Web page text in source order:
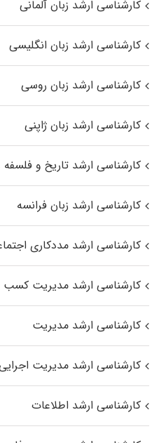
کارشناسی ارشد زبان آلمانی
کارشناسی ارشد زبان انگلیسی
کارشناسی ارشد زبان روسی
کارشناسی ارشد زبان ژاپنی
کارشناسی ارشد تاریخ و فلسفه
کارشناسی ارشد زبان فرانسه
کارشناسی ارشد مددکاری
کارشناسی ارشد مدیریت کسب
کارشناسی ارشد مدیریت
کارشناسی ارشد مدیریت
کارشناسی ارشد اطلاعات